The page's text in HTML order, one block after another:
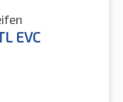
EVC